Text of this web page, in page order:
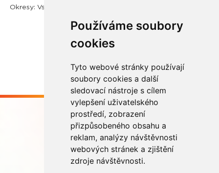
Používáme soubory
cookies
Tyto webové stránky používají
soubory cookies a další
sledovací nástroje s cílem
vylepšení uživatelského
prostředí, zobrazení
přizpůsobeného obsahu a
reklam, analýzy návštěvnosti
webových stránek a zjištění
zdroje návštěvnosti.
Okresy: Vsetín, Kroměříž
Buďme ve spojení